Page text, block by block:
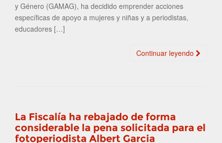
y Género (GAMAG), ha decidido emprender acciones
específicas de apoyo a mujeres y niñas y a periodistas,
educadores […]
Continuar leyendo
La Fiscalía ha rebajado de forma
considerable la pena solicitada para el
fotoperiodista Albert Garcia